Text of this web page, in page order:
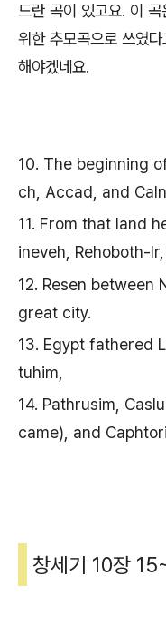
드란 곡이 있고요. 이 곡
위한 추모곡으로 쓰였
해야겠네요.
10. The beginning
ch, Accad, and
11. From that land
ineveh, Rehoboth-
12. Resen between
great city.
13. Egypt fathered
tuhim,
14. Pathrusim,
came), and
창세기 10장